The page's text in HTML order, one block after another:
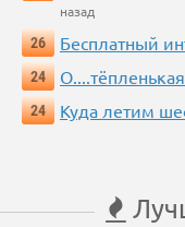
назад
26
Бесплатный
24
24
Куда летим